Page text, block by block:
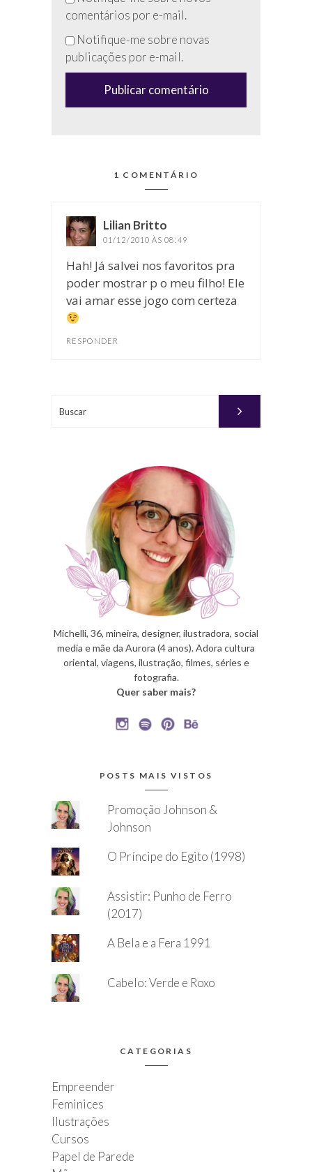
preencha
esse
campo
(anti-
comentários por e-mail.
Notifique-me sobre novas
publicações por e-mail.
1 COMENTÁRIO
Lilian Britto
01/12/2010 ÀS 08:49
Hah! Já salvei nos favoritos pra
poder mostrar p o meu filho! Ele
vai amar esse jogo com certeza
RESPONDER
Michelli, 36, mineira, designer, ilustradora, social
media e mãe da Aurora (4 anos). Adora cultura
oriental, viagens, ilustração, filmes, séries e
fotografia.
Quer saber mais?
POSTS MAIS VISTOS
Promoção Johnson &
Johnson
O Príncipe do Egito (1998)
Assistir: Punho de Ferro
(2017)
A Bela e a Fera 1991
Cabelo: Verde e Roxo
CATEGORIAS
Empreender
Feminices
Ilustrações
Cursos
Papel de Parede